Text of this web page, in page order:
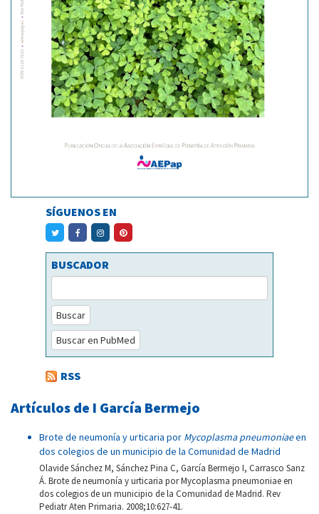
SÍGUENOS EN
BUSCADOR
Buscar
Buscar en PubMed
RSS
Artículos de I García Bermejo
Brote de neumonía y urticaria por Mycoplasma pneumoniaeen
dos colegios de un municipio de la Comunidad de Madrid
Olavide Sánchez M, Sánchez Pina C, García Bermejo I, Carrasco Sanz
Á. Brote de neumonía y urticaria por Mycoplasma pneumoniae en
dos colegios de un municipio de la Comunidad de Madrid. Rev
Pediatr Aten Primaria. 2008;10:627-41.